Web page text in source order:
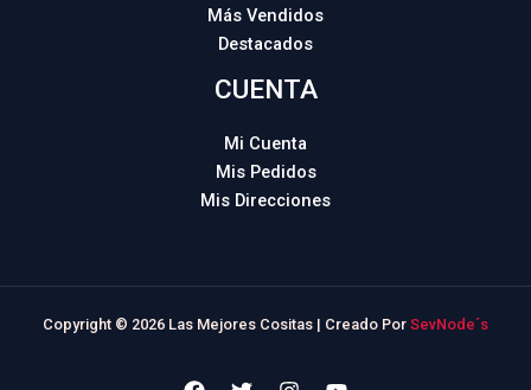
Más Vendidos
Destacados
CUENTA
Mi Cuenta
Mis Pedidos
Mis Direcciones
Copyright © 2026 Las Mejores Cositas | Creado Por SevNode´s